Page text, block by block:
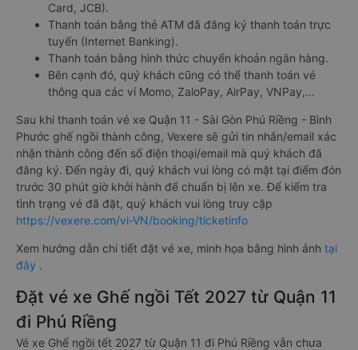
Card, JCB).
Thanh toán bằng thẻ ATM đã đăng ký thanh toán trực
tuyến (Internet Banking).
Thanh toán bằng hình thức chuyển khoản ngân hàng.
Bên cạnh đó, quý khách cũng có thể thanh toán vé
thông qua các ví Momo, ZaloPay, AirPay, VNPay,…
Sau khi thanh toán vé xe Quận 11 - Sài Gòn Phú Riềng - Bình
Phước ghế ngồi thành công, Vexere sẽ gửi tin nhắn/email xác
nhận thành công đến số điện thoại/email mà quý khách đã
đăng ký. Đến ngày đi, quý khách vui lòng có mặt tại điểm đón
trước 30 phút giờ khởi hành để chuẩn bị lên xe. Để kiểm tra
tình trạng vé đã đặt, quý khách vui lòng truy cập
https://vexere.com/vi-VN/booking/ticketinfo
Xem hướng dẫn chi tiết đặt vé xe, minh họa bằng hình ảnh tại
đây .
Đặt vé xe Ghế ngồi Tết 2027 từ Quận 11
đi Phú Riềng
Vé xe Ghế ngồi tết 2027 từ Quận 11 đi Phú Riềng vẫn chưa